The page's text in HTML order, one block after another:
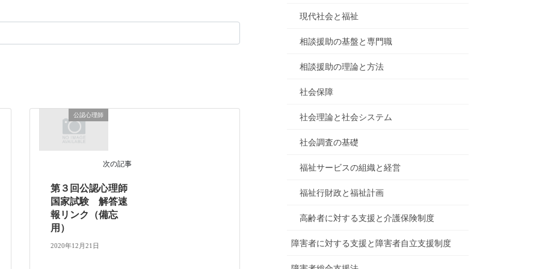
公認心理師
次の記事
第３回公認心理師
国家試験 解答速
報リンク（備忘
用）
2020年12月21日
現代社会と福祉
相談援助の基盤と専門職
相談援助の理論と方法
社会保障
社会理論と社会システム
社会調査の基礎
福祉サービスの組織と経営
福祉行財政と福祉計画
高齢者に対する支援と介護保険制度
障害者に対する支援と障害者自立支援制度